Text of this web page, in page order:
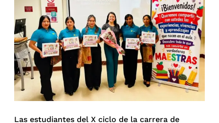
Las estudiantes del X ciclo de la carrera de